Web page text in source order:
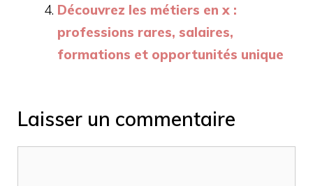
Découvrez les métiers en x :
professions rares, salaires,
formations et opportunités unique
Laisser un commentaire